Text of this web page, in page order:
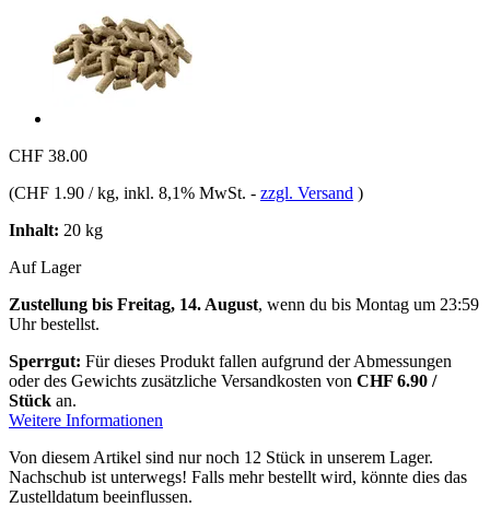
CHF 38.00
(CHF 1.90 / kg, inkl. 8,1% MwSt. - zzgl. Versand )
Inhalt: 20 kg
Auf Lager
Zustellung bis Freitag, 14. August, wenn du bis Montag um 23:59
Uhrbestellst.
Sperrgut: Für dieses Produkt fallen aufgrund der Abmessungen
oder des Gewichts zusätzliche Versandkosten von CHF 6.90 /
Stück an.
Weitere Informationen
Von diesem Artikel sind nur noch 12 Stück in unserem Lager.
Nachschub ist unterwegs! Falls mehr bestellt wird, könnte dies das
Zustelldatum beeinflussen.